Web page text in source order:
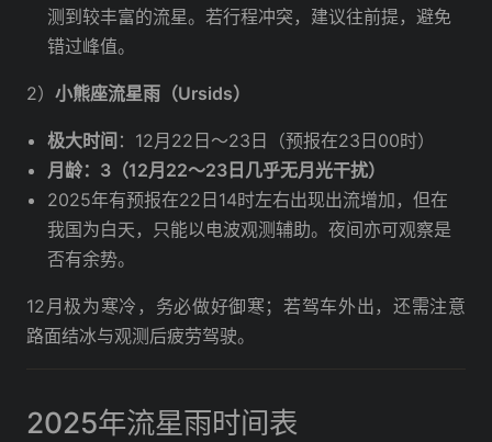
测到较丰富的流星。若行程冲突，建议往前提，避免
错过峰值。
2） 小熊座流星雨（Ursids）
极大时间 ：12月22日～23日（预报在23日00时）
月龄：3（12月22～23日几乎无月光干扰）
2025年有预报在22日14时左右出现出流增加，但在
我国为白天，只能以电波观测辅助。夜间亦可观察是
否有余势。
12月极为寒冷，务必做好御寒；若驾车外出，还需注意
路面结冰与观测后疲劳驾驶。
2025年流星雨时间表